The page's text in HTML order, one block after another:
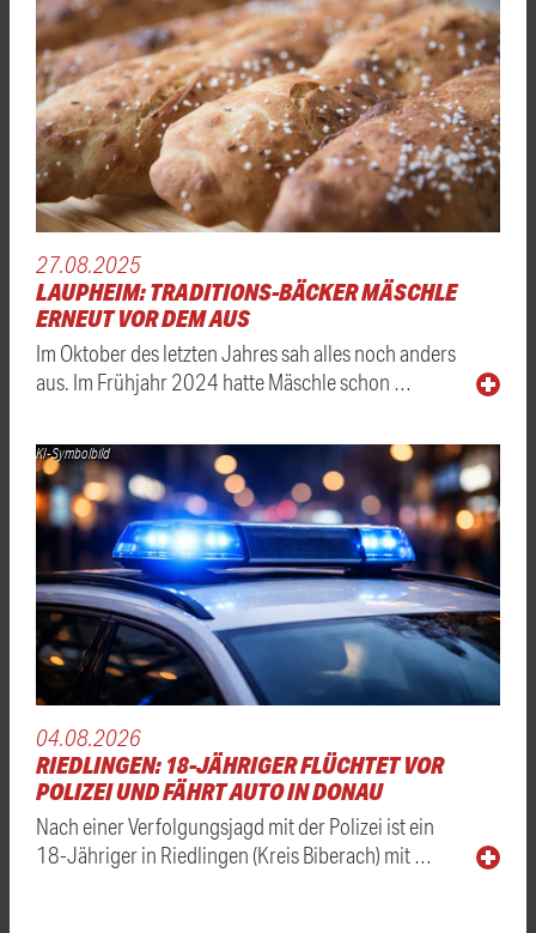
27.08.2025
LAUPHEIM: TRADITIONS-BÄCKER MÄSCHLE
ERNEUT VOR DEM AUS
Im Oktober des letzten Jahres sah alles noch anders
aus. Im Frühjahr 2024 hatte Mäschle schon …
KI-Symbolbild
04.08.2026
RIEDLINGEN: 18-JÄHRIGER FLÜCHTET VOR
POLIZEI UND FÄHRT AUTO IN DONAU
Nach einer Verfolgungsjagd mit der Polizei ist ein
18-Jähriger in Riedlingen (Kreis Biberach) mit …